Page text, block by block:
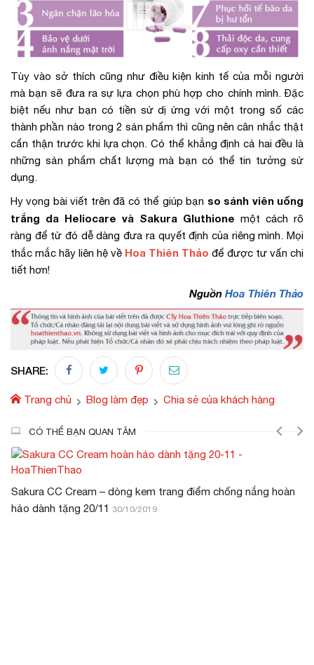
Tùy vào sở thích cũng như điều kiện kinh tế của mỗi người
mà bạn sẽ đưa ra sự lựa chọn phù hợp cho chính mình. Đặc
biệt nếu như bạn có tiền sử dị ứng với một trong số các
thành phần nào trong 2 sản phẩm thì cũng nên cân nhắc thật
cẩn thận trước khi lựa chọn. Có thể khẳng định cả hai đều là
những sản phẩm chất lượng mà bạn có thể tin tưởng sử
dụng.
Hy vọng bài viết trên đã có thể giúp bạn so sánh viên uống
trắng da Heliocare và Sakura Gluthione một cách rõ
ràng để từ đó dễ dàng đưa ra quyết định của riêng mình. Mọi
thắc mắc hãy liên hệ về Hoa Thiên Thảo để được tư vấn chi
tiết hơn!
Nguồn Hoa Thiên Thảo
SHARE:
Trang chủ Blog làm đẹp Chia sẻ của khách hàng
CÓ THỂ BẠN QUAN TÂM
Sakura CC Cream – dòng kem trang điểm chống nắng hoàn
hảo dành tặng 20/11 30/10/2019